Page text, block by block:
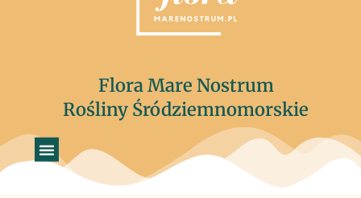
Flora Mare Nostrum
Rośliny Śródziemnomorskie